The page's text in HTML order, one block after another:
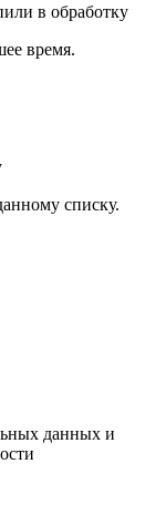
в обработку
время.
списку.
данных и